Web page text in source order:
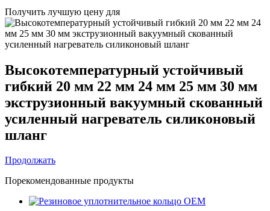
Получить лучшую цену для
Высокотемпературный устойчивый
гибкий 20 мм 22 мм 24 мм 25 мм 30 мм
экструзионный вакуумный скованный
усиленный нагреватель силиконовый
шланг
Продолжать
Порекомендованные продукты